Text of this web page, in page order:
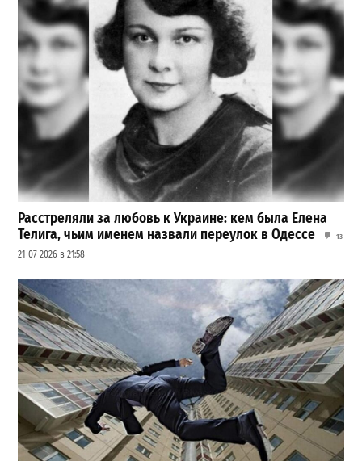
Расстреляли за любовь к Украине: кем была Елена
Телига, чьим именем назвали переулок в Одессе
13
21-07-2026 в 21:58